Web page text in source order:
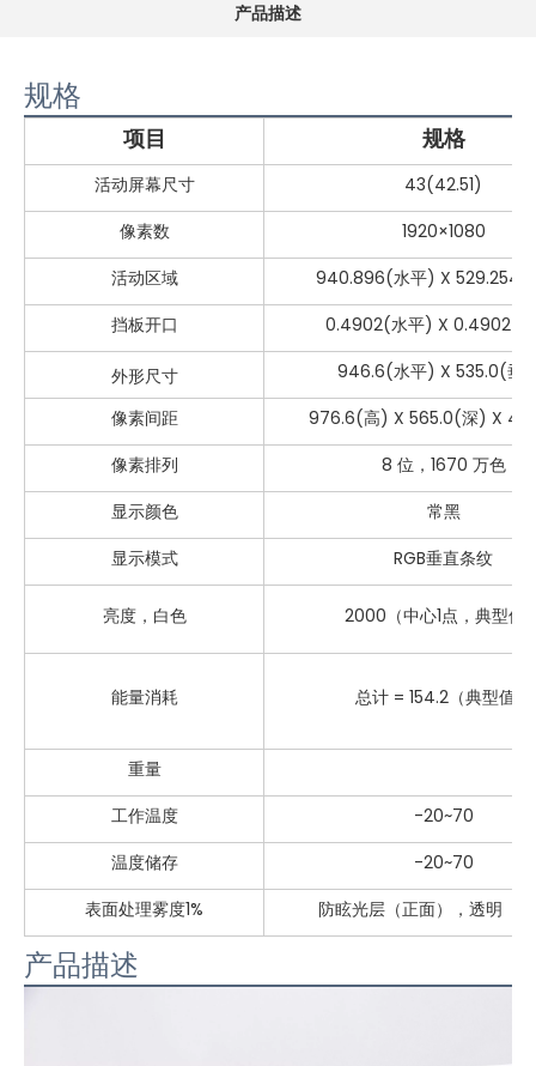
产品描述
规格
项目 规格
活动屏幕尺寸
43(42.51)
像素数
1920×1080
活动区域
940.896(水平) X 529.254(
挡板开口
0.4902(水平) X 0.4902(
外形尺寸
946.6(水平) X 535.0(垂
像素间距
976.6(高) X 565.0(深) X
像素排列
8 位，1670 万色
显示颜色
常黑
显示模式
RGB垂直条纹
亮度，白色 2000（中心1点，典型值
能量消耗 总计 = 154.2（典型值）
重量
工作温度
-20~70
温度储存
-20~70
表面处理雾度1%
防眩光层（正面），透明（
产品描述